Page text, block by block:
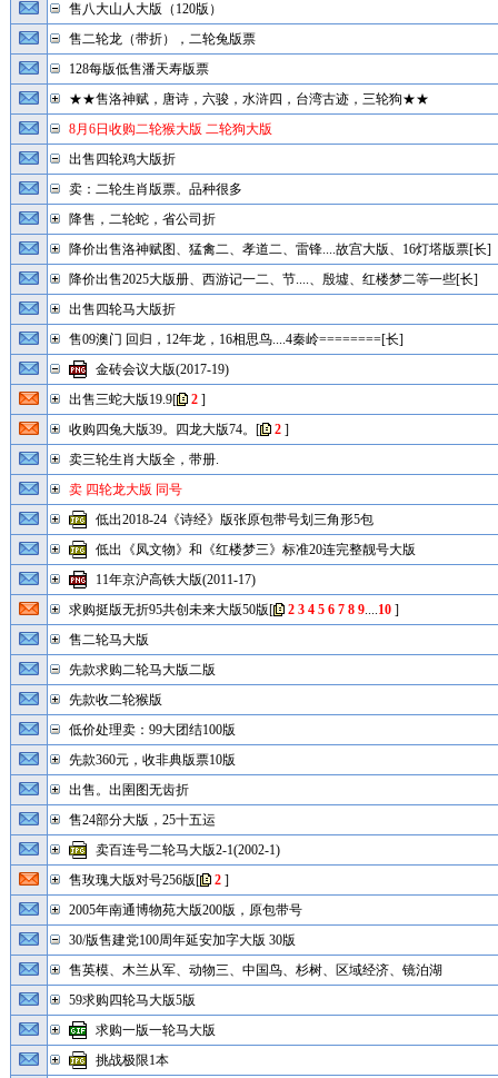
售八大山人大版（120版）
售二轮龙（带折），二轮兔版票
128每版低售潘天寿版票
★★售洛神赋，唐诗，六骏，水浒四，台湾古迹，三轮狗★★
8月6日收购二轮猴大版 二轮狗大版
出售四轮鸡大版折
卖：二轮生肖版票。品种很多
降售，二轮蛇，省公司折
降价出售洛神赋图、猛禽二、孝道二、雷锋....故宫大版、16灯塔版票[长]
降价出售2025大版册、西游记一二、节....、殷墟、红楼梦二等一些[长]
出售四轮马大版折
售09澳门 回归，12年龙，16相思鸟....4秦岭========[长]
金砖会议大版(2017-19)
出售三蛇大版19.9[ 2]
收购四兔大版39。四龙大版74。 [ 2]
卖三轮生肖大版全，带册.
卖 四轮龙大版 同号
低出2018-24《诗经》版张原包带号划三角形5包
低出《凤文物》和《红楼梦三》标准20连完整靓号大版
11年京沪高铁大版(2011-17)
求购挺版无折95共创未来大版50版[ 2 3 4 5 6 7 8 9....10]
售二轮马大版
先款求购二轮马大版二版
先款收二轮猴版
低价处理卖：99大团结100版
先款360元，收非典版票10版
出售。出圉图无齿折
售24部分大版，25十五运
卖百连号二轮马大版2-1(2002-1)
售玫瑰大版对号256版[ 2]
2005年南通博物苑大版200版，原包带号
30/版售建党100周年延安加字大版 30版
售英模、木兰从军、动物三、中国鸟、杉树、区域经济、镜泊湖
59求购四轮马大版5版
求购一版一轮马大版
挑战极限1本